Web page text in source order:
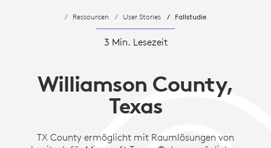
SOLUTIONS
Ressourcen User Stories Fallstudie
3 Min. Lesezeit
Williamson County,
Texas
TX County ermöglicht mit Raumlösungen von